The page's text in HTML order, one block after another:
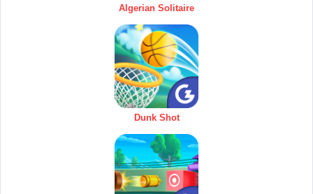
Algerian Solitaire
Dunk Shot